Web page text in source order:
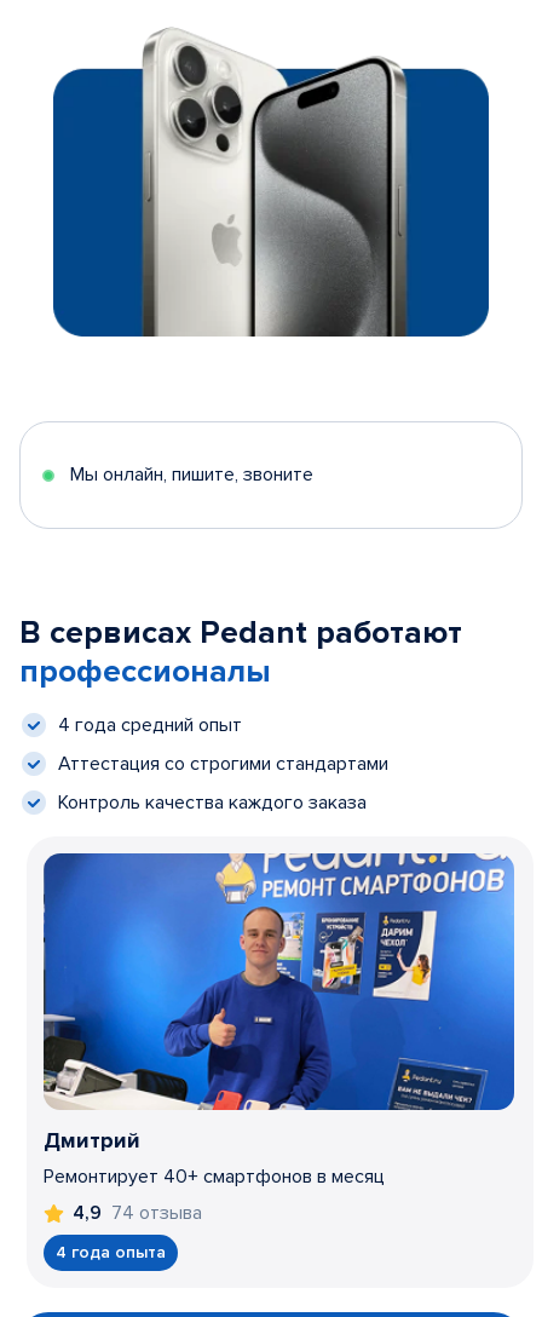
Мы онлайн, пишите, звоните
В сервисах Pedant работают
профессионалы
4 года средний опыт
Аттестация со строгими стандартами
Контроль качества каждого заказа
Дмитрий
Ремонтирует 40+ смартфонов в месяц
4,9 74 отзыва
4 года опыта